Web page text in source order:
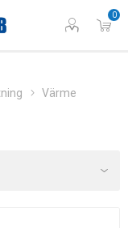
0
Värme